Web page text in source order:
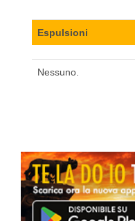
Espulsioni
Nessuno.